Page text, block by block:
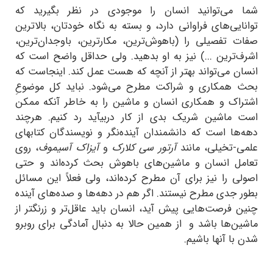
شما می‌توانید انسان را موجودی در نظر بگیرید که
توانایی‌های فراوانی دارد، و بسته به نگاه خودتان، بالاترین
صفات تفصیلی را (باهوش‌ترین، مکارترین، باوجدان‌ترین،
اشرف‌ترین ...) نیز به او بدهید. ولی حداقل واضح است که
انسان می‌تواند بهتر از آنچه که هست عمل کند. اینجاست که
بحث همکاری و شراکت مطرح می‌شود. نباید کل موضوعِ
اشتراک و همکاری انسان و ماشین را به خاطر آنکه ممکن
است ماشین شریک بدی از کار دربیآید رد کنیم. هرچند
دهه‌ها است که دانشمندان آینده‌نگر و نویسندگان کتابهای
علمی-تخیلی، مانندآرتور سی کلارک وآیزاک آسیموف، روی
تعامل انسان و ماشین‌های باهوش بحث کرده‌اند و حتی
اصولی را نیز برای آن مطرح کرده‌اند، ولی فعلاً این مسائل
بطور جدی مطرح نیستند. اگر هم در دهه‌ها و صده‌های آینده
چنین فرصت‌هایی پیش آید، انسان باید عاقل‌تر و زرنگتر از
ماشین‌ها باشد و از همین حالا به دنبال آمادگی برای روبرو
شدن با آنها باشیم.